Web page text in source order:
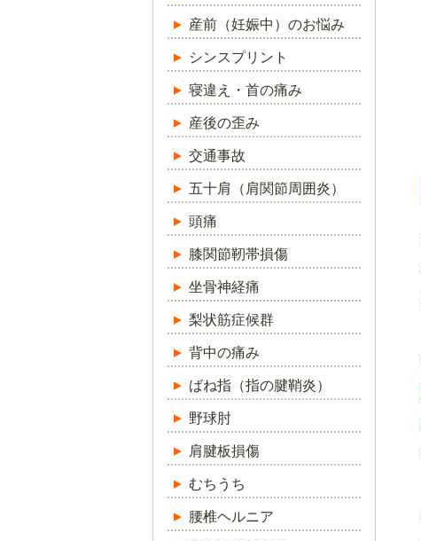
産前（妊娠中）のお悩み
シンスプリント
寝違え・首の痛み
産後の歪み
交通事故
五十肩（肩関節周囲炎）
頭痛
膝関節靭帯損傷
坐骨神経痛
梨状筋症候群
背中の痛み
ばね指（指の腱鞘炎）
野球肘
肩腱板損傷
むちうち
腰椎ヘルニア